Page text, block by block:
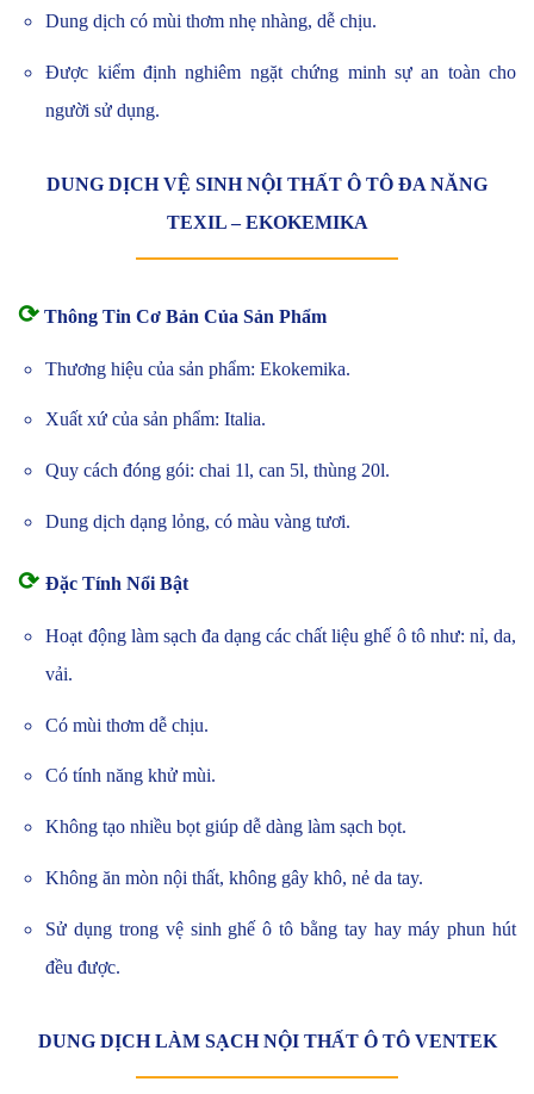
Dung dịch có mùi thơm nhẹ nhàng, dễ chịu.
Được kiểm định nghiêm ngặt chứng minh sự an toàn cho
người sử dụng.
DUNG DỊCH VỆ SINH NỘI THẤT Ô TÔ ĐA NĂNG
TEXIL – EKOKEMIKA
⟳ Thông Tin Cơ Bản Của Sản Phẩm
Thương hiệu của sản phẩm: Ekokemika.
Xuất xứ của sản phẩm: Italia.
Quy cách đóng gói: chai 1l, can 5l, thùng 20l.
Dung dịch dạng lỏng, có màu vàng tươi.
⟳ Đặc Tính Nổi Bật
Hoạt động làm sạch đa dạng các chất liệu ghế ô tô như: nỉ, da,
vải.
Có mùi thơm dễ chịu.
Có tính năng khử mùi.
Không tạo nhiều bọt giúp dễ dàng làm sạch bọt.
Không ăn mòn nội thất, không gây khô, nẻ da tay.
Sử dụng trong vệ sinh ghế ô tô bằng tay hay máy phun hút
đều được.
DUNG DỊCH LÀM SẠCH NỘI THẤT Ô TÔ VENTEK